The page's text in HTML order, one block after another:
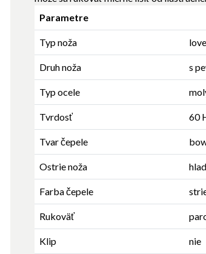
Parametre
Typ noža
Druh noža s
Typ ocele
Tvrdosť 60
Tvar čepele
Ostrie noža
Farba čepele
Rukoväť
Klip nie